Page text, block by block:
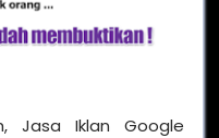
Jasa Iklan Google